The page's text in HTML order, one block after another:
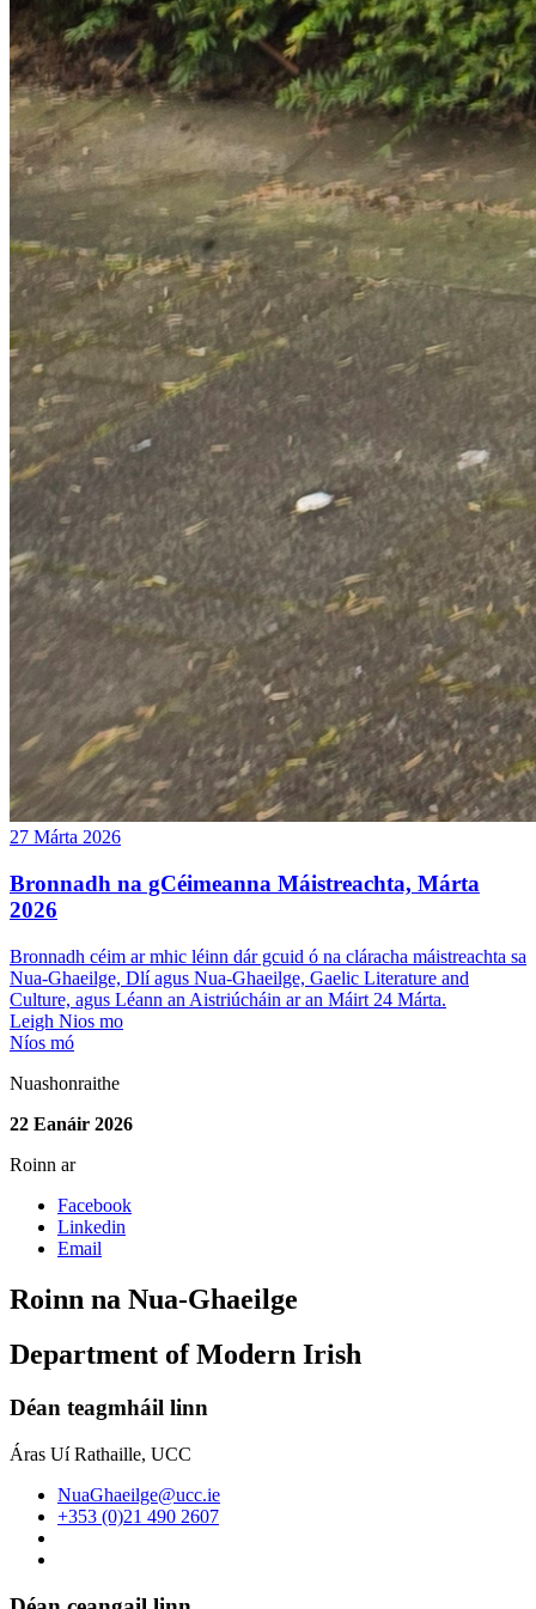
27 Márta 2026
Bronnadh na gCéimeanna Máistreachta, Márta
2026
Bronnadh céim ar mhic léinn dár gcuid ó na cláracha máistreachta sa
Nua-Ghaeilge, Dlí agus Nua-Ghaeilge, Gaelic Literature and
Culture, agus Léann an Aistriúcháin ar an Máirt 24 Márta.
Leigh Nios mo
Níos mó
Nuashonraithe
22 Eanáir 2026
Roinn ar
Facebook
Linkedin
Email
Roinn na Nua-Ghaeilge
Department of Modern Irish
Déan teagmháil linn
Áras Uí Rathaille, UCC
NuaGhaeilge@ucc.ie
+353 (0)21 490 2607